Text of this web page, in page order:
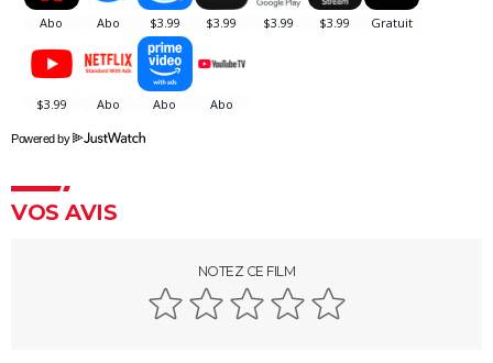
Powered by
VOS AVIS
NOTEZ CE FILM